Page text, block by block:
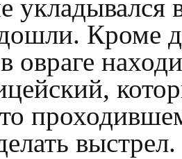
укладывался
Кроме
овраге
выстрел.